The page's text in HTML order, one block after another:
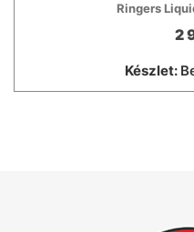
Ringers
2
Készlet: